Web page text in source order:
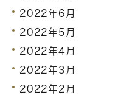
2022年6月
2022年5月
2022年4月
2022年3月
2022年2月